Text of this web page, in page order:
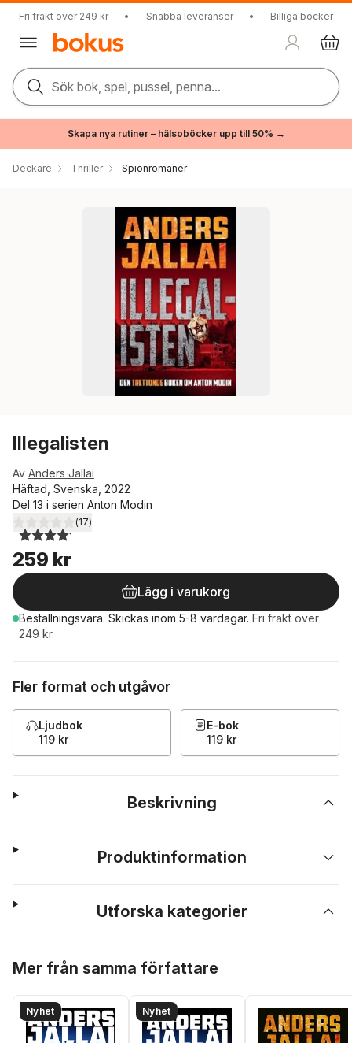
Fri frakt över 249 kr • Snabba leveranser • Billiga böcker
Sök bok, spel, pussel, penna...
Skapa nya rutiner – hälsoböcker upp till 50% →
Deckare Thriller Spionromaner
Illegalisten
Av Anders Jallai
Häftad, Svenska, 2022
Del 13 i serien Anton Modin
4,2utav 5 stjärnor. Totalt antal röster:
(17)
259 kr
Lägg i varukorg
Beställningsvara. Skickas inom 5-8 vardagar. Fri frakt över
249 kr.
Fler format och utgåvor
Ljudbok
119 kr
E-bok
119 kr
Beskrivning
Produktinformation
Utforska kategorier
Mer från samma författare
Nyhet Nyhet